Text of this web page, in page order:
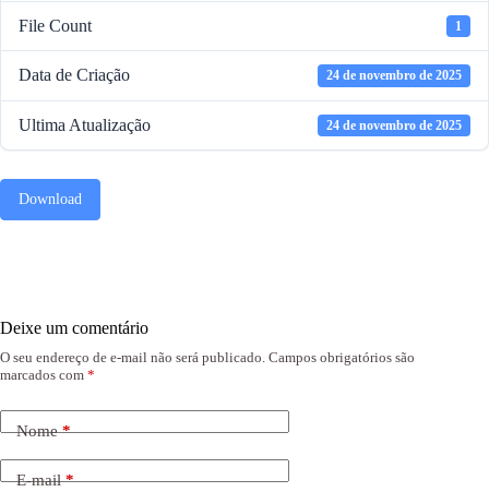
File Count 1
Data de Criação 24 de novembro de 2025
Ultima Atualização 24 de novembro de 2025
Download
Deixe um comentário
O seu endereço de e-mail não será publicado. Campos obrigatórios são
marcados com *
Nome*
E-mail*